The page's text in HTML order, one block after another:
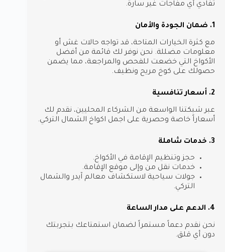
تفادي أي مفاجآت غير سارة.
1. ضمان الجودة والأمان
مع كثرة الخيارات المتاحة، قد تواجه حالات غش أو
معلومات مضللة. نحن نوفر لك قائمة من أفضل
الأكواخ التي خضعت للفحص والمراجعة، مما يضمن
حصولك على كوخ مريح ونظيف.
2. أسعار تنافسية
عبر شبكتنا الواسعة من الشركاء المحليين، نقدم لك
أسعاراً خاصة وحصرية على اجمل اكواخ الشمال التركي.
3. خدمات شاملة
حجز وتنظيم الإقامة في الأكواخ.
خدمات نقل من وإلى موقع الإقامة.
جولات سياحية لاستكشاف معالم آيدر والشمال
التركي.
4. الدعم على مدار الساعة
نحن نقدم دعماً مستمراً لضمان استمتاعك بتجربتك
دون أي قلق.